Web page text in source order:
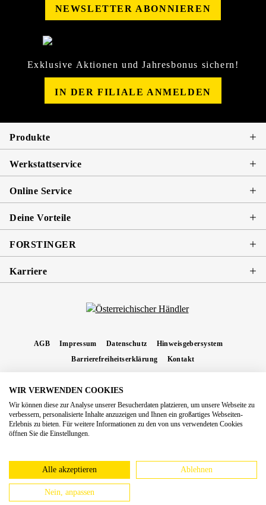
NEWSLETTER ABONNIEREN
Exklusive Aktionen und Jahresbonus sichern!
IN DER FILIALE ANMELDEN
Produkte
Werkstattservice
Online Service
Deine Vorteile
FORSTINGER
Karriere
AGB Impressum Datenschutz
Hinweisgebersystem
Barrierefreiheitserklärung
Kontakt
Nachnahmegebühren, wenn nicht anders angegeben.
Copyright 2026 Forstinger Österreich GmbH
Königstetter Straße 128 - 134/OG3, 3430 Tulln
europäschen Online-Streitbeilegungs-Plattform hinzuweisen:
webgate.ec.europa.eu/odr
WIR VERWENDEN COOKIES
Wir können diese zur Analyse unserer Besucherdaten platzieren, um unsere Webseite zu
verbessern, personalisierte Inhalte anzuzeigen und Ihnen ein großartiges Webseiten-
Erlebnis zu bieten. Für weitere Informationen zu den von uns verwendeten Cookies
öffnen Sie die Einstellungen.
Alle akzeptieren Ablehnen
Nein, anpassen